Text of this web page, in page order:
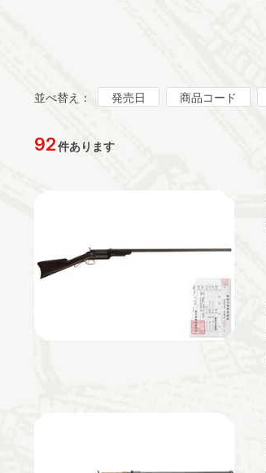
並べ替え： 発売日 商品コード
92件あります